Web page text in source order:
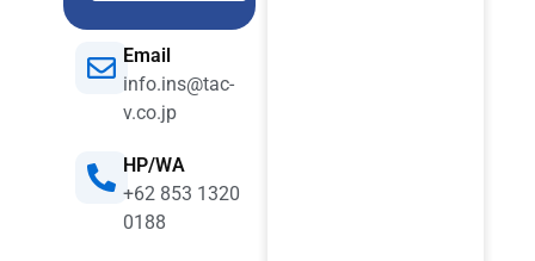
Email
info.ins@tac-
v.co.jp
HP/WA
+62 853 1320
0188